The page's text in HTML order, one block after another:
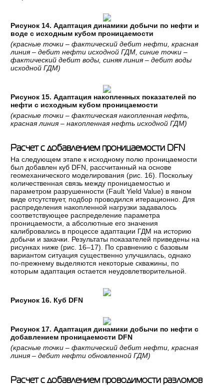
Рисунок 14. Адаптация динамики добычи по нефти и
воде с исходным кубом проницаемости
(красные точки – фактический дебит нефти, красная
линия – дебит нефти исходной ГДМ, синие точки –
фактический дебит воды, синяя линия – дебит воды
исходной ГДМ)
Рисунок 15. Адаптация накопленных показателей по
нефти с исходным кубом проницаемости
(красные точки – фактическая накопленная нефть,
красная линия – накопленная нефть исходной ГДМ)
Расчет с добавлением проницаемости DFN
На следующем этапе к исходному полю проницаемости
был добавлен куб DFN, рассчитанный на основе
геомеханического моделирования (рис. 16). Поскольку
количественная связь между проницаемостью и
параметром разрушенности (Fault Yield Value) в явном
виде отсутствует, подбор проводился итерационно. Для
распределения накопленной нагрузки задавалось
соответствующее распределение параметра
проницаемости, а абсолютные его значения
калибровались в процессе адаптации ГДМ на историю
добычи и закачки. Результаты показателей приведены на
рисунках ниже (рис. 16–17). По сравнению с базовым
вариантом ситуация существенно улучшилась, однако
по-прежнему выделяются некоторые скважины, по
которым адаптация остается неудовлетворительной.
Рисунок 16. Куб DFN
Рисунок 17. Адаптация динамики добычи по нефти с
добавлением проницаемости DFN
(красные точки – фактический дебит нефти, красная
линия – дебит нефти обновленной ГДМ)
Расчет с добавлением проводимости разломов